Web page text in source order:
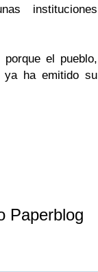
instituciones
el pueblo,
ya ha emitido su